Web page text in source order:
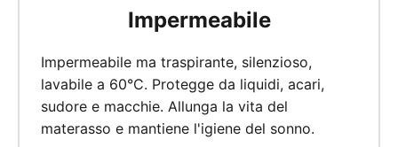
Impermeabile
Impermeabile ma traspirante, silenzioso,
lavabile a 60°C. Protegge da liquidi, acari,
sudore e macchie. Allunga la vita del
materasso e mantiene l'igiene del sonno.